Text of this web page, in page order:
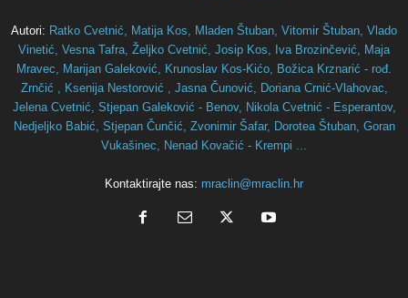
Autori: Ratko Cvetnić, Matija Kos, Mladen Štuban, Vitomir Štuban, Vlado
Vinetić, Vesna Tafra, Željko Cvetnić, Josip Kos, Iva Brozinčević,
Maja
Mravec,
Marijan Galeković, Krunoslav Kos-Kićo,
Božica Krznarić - rođ.
Zrnčić ,
Ksenija Nestorović , Jasna Čunović,
Doriana Crnić-Vlahovac,
Jelena Cvetnić, Stjepan Galeković - Benov, Nikola Cvetnić - Esperantov,
Nedjeljko Babić, Stjepan Čunčić, Zvonimir Šafar, Dorotea Štuban, Goran
Vukašinec,
Nenad Kovačić - Krempi ...
Kontaktirajte nas: mraclin@mraclin.hr